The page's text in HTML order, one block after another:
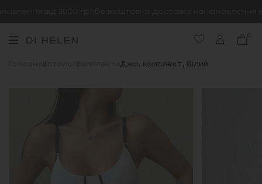
від 3000 грн безкоштовна доставка на замовлення
0
Каталог Комплекти Джо, комплект, білий